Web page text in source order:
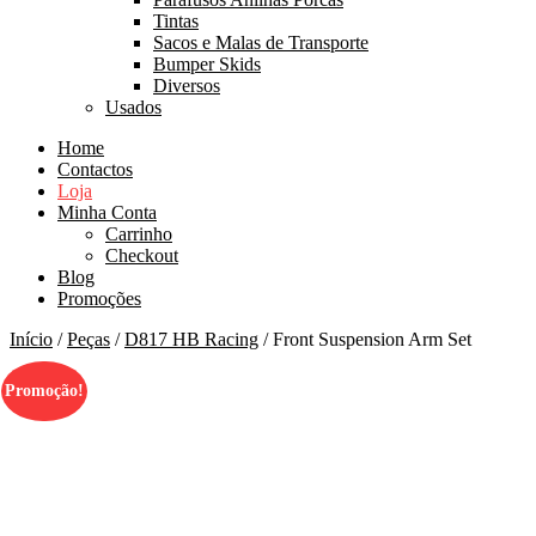
Tintas
Sacos e Malas de Transporte
Bumper Skids
Diversos
Usados
Home
Contactos
Loja
Minha Conta
Carrinho
Checkout
Blog
Promoções
Início /Peças /D817 HB Racing / Front Suspension Arm Set
Promoção!